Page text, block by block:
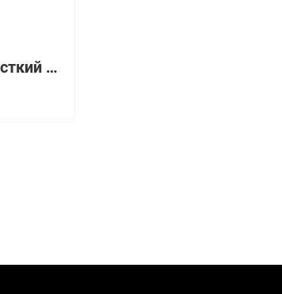
V3-2S10-300 Жесткий диск EMC 300 Гб 2.5" 10000 об/мин